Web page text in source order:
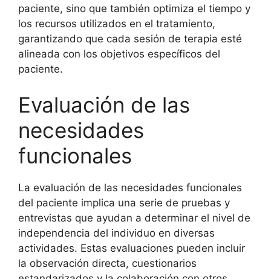
paciente, sino que también optimiza el tiempo y
los recursos utilizados en el tratamiento,
garantizando que cada sesión de terapia esté
alineada con los objetivos específicos del
paciente.
Evaluación de las
necesidades
funcionales
La evaluación de las necesidades funcionales
del paciente implica una serie de pruebas y
entrevistas que ayudan a determinar el nivel de
independencia del individuo en diversas
actividades. Estas evaluaciones pueden incluir
la observación directa, cuestionarios